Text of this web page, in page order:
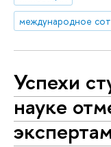
международное
Успехи
науке